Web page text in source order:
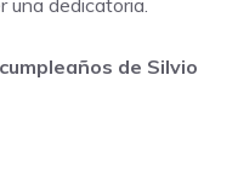
de Silvio